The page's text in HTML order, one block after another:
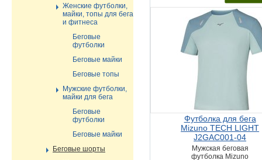
Футболка для бега
Mizuno TECH LIGHT
J2GAC001-04
Мужская беговая
футболка Mizuno
Женские футболки,
майки, топы для бега
и фитнеса
Беговые
футболки
Беговые майки
Беговые топы
Мужские футболки,
майки для бега
Беговые
футболки
Беговые майки
Беговые шорты